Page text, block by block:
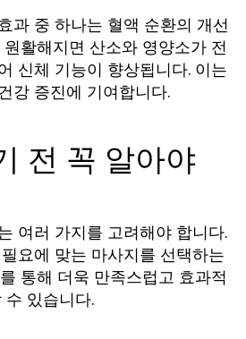
과 중 하나는 혈액 순환의 개선
활해지면 산소와 영양소가 전
신체 기능이 향상됩니다. 이는
강 증진에 기여합니다.
전 꼭 알아야
여러 가지를 고려해야 합니다.
요에 맞는 마사지를 선택하는
통해 더욱 만족스럽고 효과적
수 있습니다.